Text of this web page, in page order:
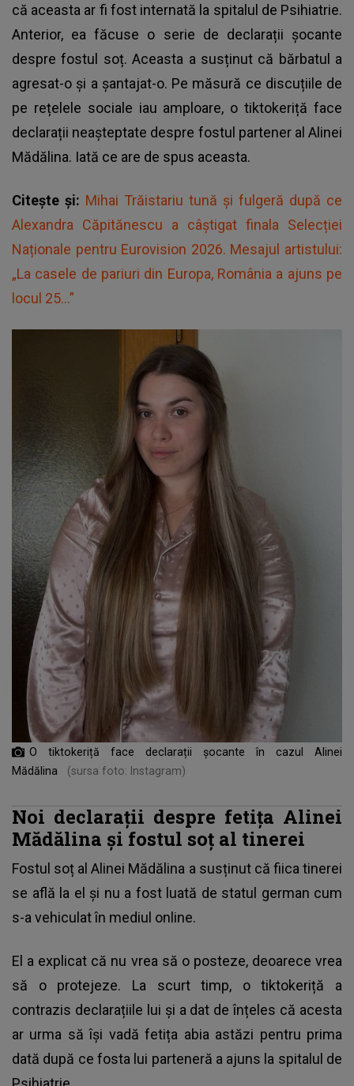
că aceasta ar fi fost internată la spitalul de Psihiatrie.
Anterior, ea făcuse o serie de declarații șocante
despre fostul soț. Aceasta a susținut că bărbatul a
agresat-o și a șantajat-o. Pe măsură ce discuțiile de
pe rețelele sociale iau amploare, o tiktokeriță face
declarații neașteptate despre fostul partener al Alinei
Mădălina. Iată ce are de spus aceasta.
Citește și: Mihai Trăistariu tună și fulgeră după ce
Alexandra Căpitănescu a câștigat finala Selecției
Naționale pentru Eurovision 2026. Mesajul artistului:
„La casele de pariuri din Europa, România a ajuns pe
locul 25...”
O tiktokeriță face declarații șocante în cazul Alinei
Mădălina
(sursa foto: Instagram)
Noi declarații despre fetița Alinei
Mădălina și fostul soț al tinerei
Fostul soț alAlinei Mădălina a susținut că fiica tinerei
se află la el și nu a fost luată de statul german cum
s-a vehiculat în mediul online.
El a explicat că nu vrea să o posteze, deoarece vrea
să o protejeze. La scurt timp, o tiktokeriță a
contrazis declarațiile lui și a dat de înțeles că acesta
ar urma să își vadă fetița abia astăzi pentru prima
dată după ce fosta lui parteneră a ajuns la spitalul de